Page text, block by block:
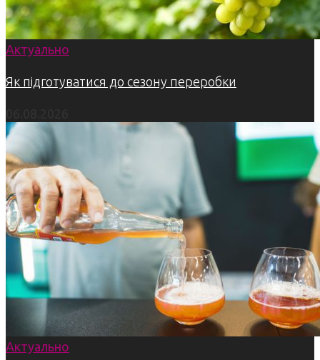
Актуально
Як підготуватися до сезону переробки
Актуально